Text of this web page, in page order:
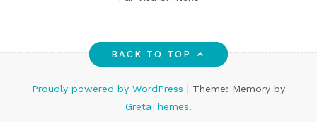
BACK TO TOP
Proudly powered by WordPress | Theme: Memory by
GretaThemes.